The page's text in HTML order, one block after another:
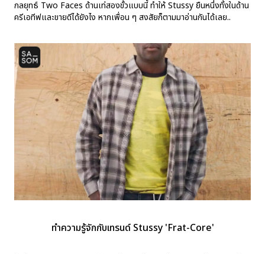
กลยุทธ์ Two Faces ด้านเท่สองขั้วแบบนี้ ทำให้ Stussy ยืนหนึ่งทั้งในด้าน
ครีเอทีฟและขายดีได้ยังไง หากเพื่อน ๆ สงสัยก็ตามมาอ่านกันได้เลย..
ทำความรู้จักกับเทรนด์ Stussy 'Frat-Core'